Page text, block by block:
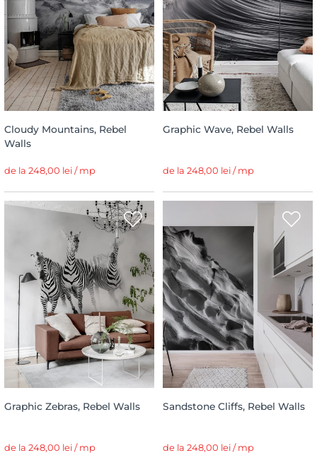
Cloudy Mountains, Rebel
Walls
de la 248,00 lei / mp
Graphic Wave, Rebel Walls
de la 248,00 lei / mp
Graphic Zebras, Rebel Walls
de la 248,00 lei / mp
Sandstone Cliffs, Rebel Walls
de la 248,00 lei / mp